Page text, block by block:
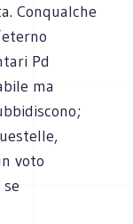
Conqualche
Pd
ma
voto